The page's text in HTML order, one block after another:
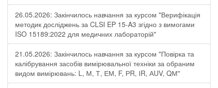
26.05.2026: Закінчилось навчання за курсом "Верифікація
методик досліджень за CLSI EP 15-A3 згідно з вимогами
ISO 15189:2022 для медичних лабораторій"
21.05.2026: Закінчилось навчання за курсом "Повірка та
калібрування засобів вимірювальної техніки за обраним
видом вимірювань: L, М, Т, ЕМ, F, РR, ІR, АUV, QМ"